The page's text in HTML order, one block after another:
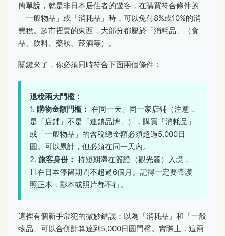
簡單說，就是非日本居住者的遊客，在購買符合條件的
「一般物品」或「消耗品」時，可以免付8%或10%的消
費稅。超市裡賣的東西，大部分都屬於「消耗品」（食
品、飲料、藥妝、菸酒等）。
關鍵來了，你必須同時符合下面兩個條件：
退稅兩大門檻：
1. 購物金額門檻： 在同一天、同一家店鋪（注意，
是「店鋪」不是「連鎖品牌」），購買「消耗品」
或「一般物品」的含稅總金額必須超過5,000日
圓。可以累計，但必須在同一天內。
2. 旅客身份： 持短期滯在簽證（觀光簽）入境，
且在日本停留期間不超過6個月。記得一定要帶護
照正本，影本或照片都不行。
這裡有個新手常犯的微妙錯誤：以為「消耗品」和「一般
物品」可以合併計算達到5,000日圓門檻。實際上，這兩